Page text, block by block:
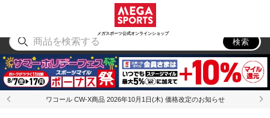
メガスポーツ公式オンラインショップ
アウトドア
検索
ワコール CW-X商品 2026年10月1日(木) 価格改定のお知らせ